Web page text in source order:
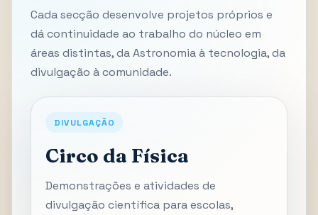
Cada secção desenvolve projetos próprios e
dá continuidade ao trabalho do núcleo em
áreas distintas, da Astronomia à tecnologia, da
divulgação à comunidade.
DIVULGAÇÃO
Circo da Física
Demonstrações e atividades de
divulgação científica para escolas,